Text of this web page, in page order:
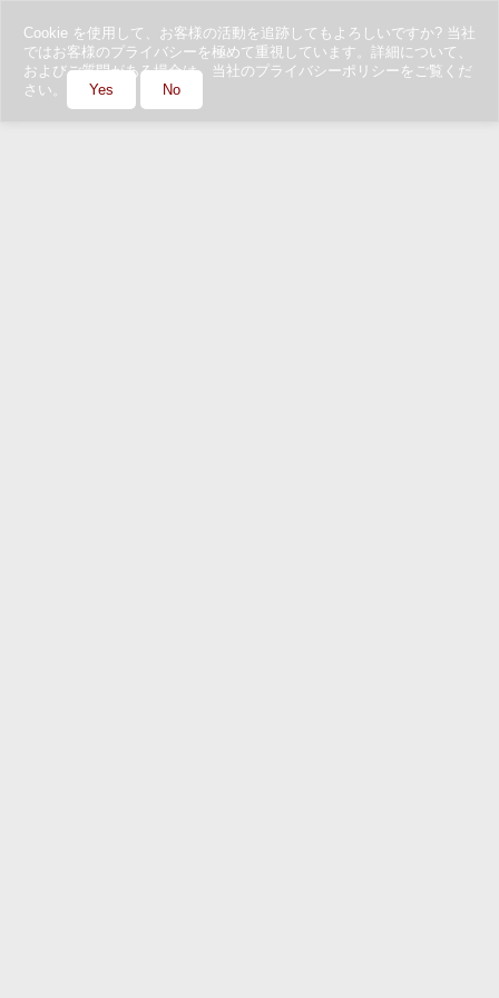
Cookie を使用して、お客様の活動を追跡してもよろしいですか? 当社
ではお客様のプライバシーを極めて重視しています。詳細について、
およびご質問がある場合は、当社のプライバシーポリシーをご覧くだ
さい。
Yes No